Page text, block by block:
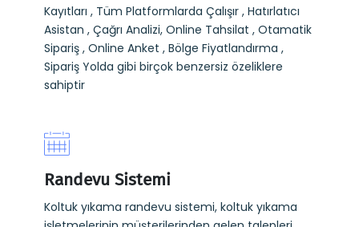
Kayıtları , Tüm Platformlarda Çalışır , Hatırlatıcı
Asistan , Çağrı Analizi, Online Tahsilat , Otamatik
Sipariş , Online Anket , Bölge Fiyatlandırma ,
Sipariş Yolda gibi birçok benzersiz özeliklere
sahiptir
Randevu Sistemi
Koltuk yıkama randevu sistemi, koltuk yıkama